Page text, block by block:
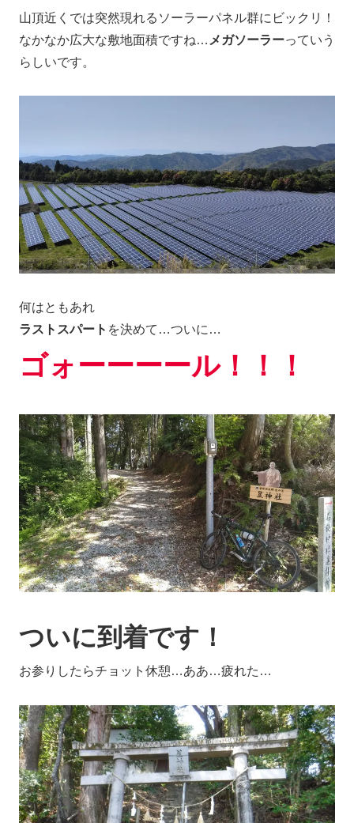
山頂近くでは突然現れるソーラーパネル群にビックリ！
なかなか広大な敷地面積ですね… メガソーラーっていう
らしいです。
何はともあれ
ラストスパート を決めて…ついに…
ゴォーーーール！！！
ついに到着です！
お参りしたらチョット休憩…ああ…疲れた…